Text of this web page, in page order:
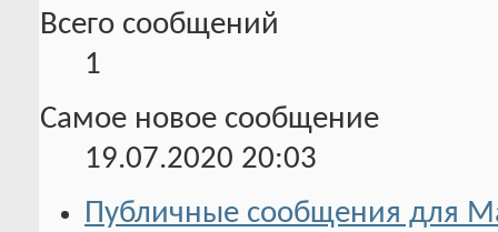
Всего сообщений
1
Самое новое сообщение
19.07.2020 20:03
Публичные сообщения для